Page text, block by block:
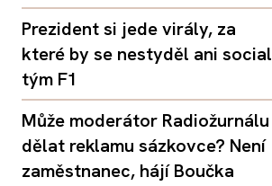
Prezident si jede virály, za
které by se nestyděl ani social
tým F1
Může moderátor Radiožurnálu
dělat reklamu sázkovce? Není
zaměstnanec, hájí Boučka